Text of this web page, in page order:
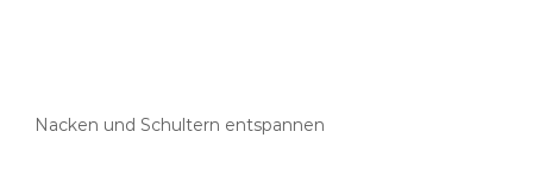
Nacken und Schultern entspannen